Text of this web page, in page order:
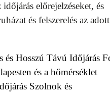
előrejelzéseket, és
és felszerelés az adott
és Hosszú Távú Időjárás
és a hőmérséklet
Szolnok és